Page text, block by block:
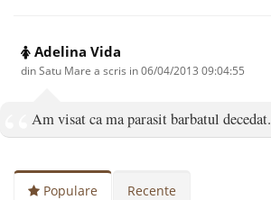
Adelina Vida
din Satu Mare a scris in06/04/2013 09:04:55
Am visat ca ma parasit barbatul decedat.
Populare Recente